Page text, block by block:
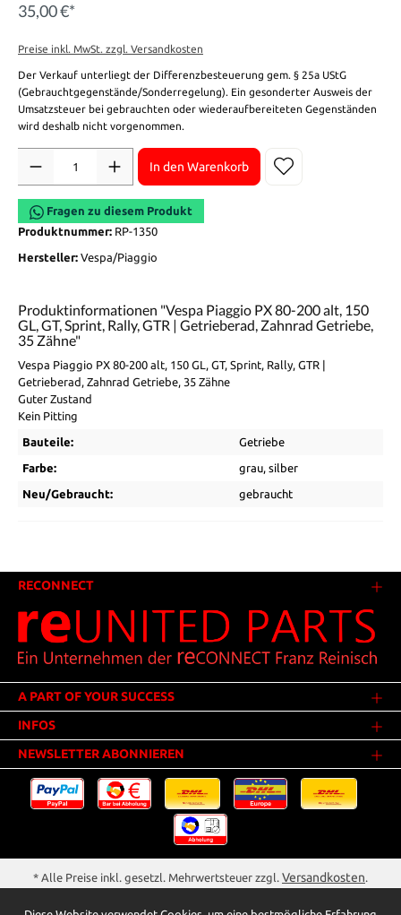
35,00 €*
Preise inkl. MwSt. zzgl. Versandkosten
Der Verkauf unterliegt der Differenzbesteuerung gem. § 25a UStG
(Gebrauchtgegenstände/Sonderregelung). Ein gesonderter Ausweis der
Umsatzsteuer bei gebrauchten oder wiederaufbereiteten Gegenständen
wird deshalb nicht vorgenommen.
In den Warenkorb
Fragen zu diesem Produkt
Produktnummer: RP-1350
Hersteller: Vespa/Piaggio
Produktinformationen "Vespa Piaggio PX 80-200 alt, 150
GL, GT, Sprint, Rally, GTR | Getrieberad, Zahnrad Getriebe,
35 Zähne"
Vespa Piaggio PX 80-200 alt, 150 GL, GT, Sprint, Rally, GTR |
Getrieberad, Zahnrad Getriebe, 35 Zähne
Guter Zustand
Kein Pitting
Bauteile: Getriebe
Farbe: grau, silber
Neu/Gebraucht: gebraucht
RECONNECT
A PART OF YOUR SUCCESS
INFOS
NEWSLETTER ABONNIEREN
* Alle Preise inkl. gesetzl. Mehrwertsteuer zzgl. Versandkosten.